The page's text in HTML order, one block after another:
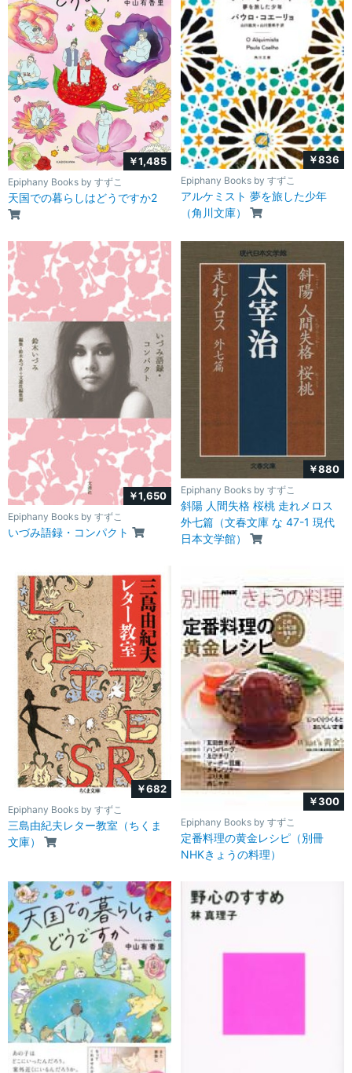
￥1,485
Epiphany Books by すずこ
天国での暮らしはどうですか2
￥836
Epiphany Books by すずこ
アルケミスト 夢を旅した少年
（角川文庫）
￥1,650
Epiphany Books by すずこ
いづみ語録・コンパクト
￥880
Epiphany Books by すずこ
斜陽 人間失格 桜桃 走れメロス
外七篇（文春文庫 な 47-1 現代
日本文学館）
￥682
Epiphany Books by すずこ
三島由紀夫レター教室（ちくま
文庫）
￥300
Epiphany Books by すずこ
定番料理の黄金レシピ（別冊
NHKきょうの料理）